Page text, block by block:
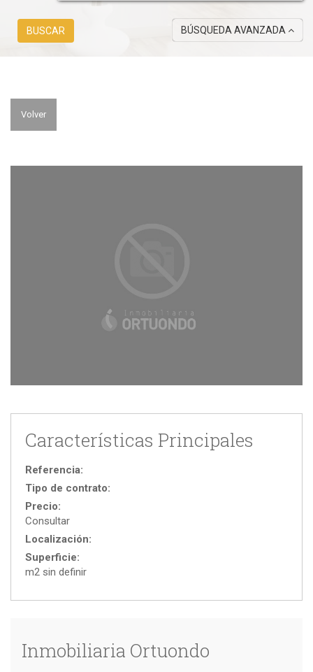
BUSCAR BÚSQUEDA AVANZADA
Volver
Características Principales
Referencia:
Tipo de contrato:
Precio:
Consultar
Localización:
Superficie:
m2 sin definir
Inmobiliaria Ortuondo